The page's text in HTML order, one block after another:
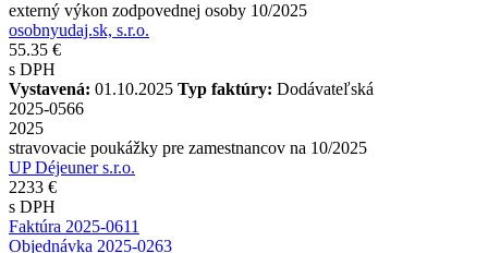
externý výkon zodpovednej osoby 10/2025
osobnyudaj.sk, s.r.o.
55.35 €
s DPH
Vystavená: 01.10.2025 Typ faktúry: Dodávateľská
2025-0566
2025
stravovacie poukážky pre zamestnancov na 10/2025
UP Déjeuner s.r.o.
2233 €
s DPH
Faktúra 2025-0611
Objednávka 2025-0263